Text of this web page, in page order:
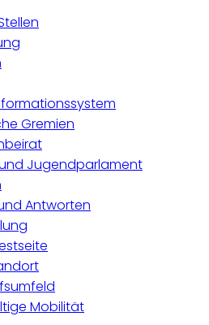
Gremien
Jugendparlament
Antworten
Mobilität